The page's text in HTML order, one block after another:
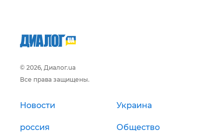
© 2026, Диалог.ua
Все права защищены.
Новости Украина
россия Общество